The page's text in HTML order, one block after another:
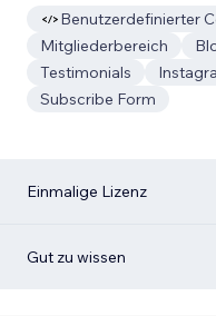
Benutzerdefinierter
Mitgliederbereich
Testimonials
Subscribe Form
Einmalige Lizenz
Gut zu wissen